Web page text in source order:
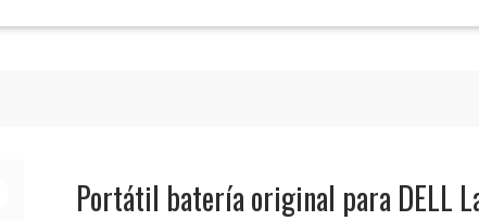
Portátil batería original para DELL